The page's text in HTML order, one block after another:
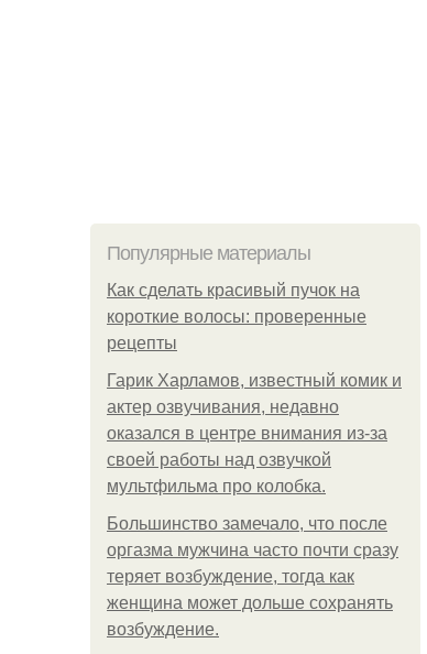
Популярные материалы
Как сделать красивый пучок на
короткие волосы: проверенные
рецепты
Гарик Харламов, известный комик и
актер озвучивания, недавно
оказался в центре внимания из-за
своей работы над озвучкой
мультфильма про колобка.
Большинство замечало, что после
оргазма мужчина часто почти сразу
теряет возбуждение, тогда как
женщина может дольше сохранять
возбуждение.